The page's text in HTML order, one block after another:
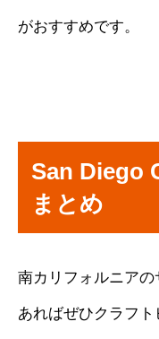
がおすすめです。
San Diego
まとめ
南カリフォルニア
あればぜひクラフ